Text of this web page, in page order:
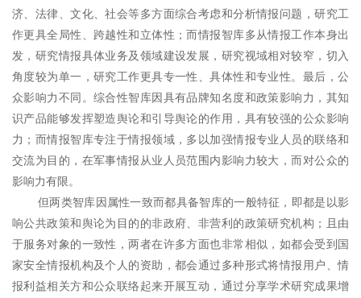
济、法律、文化、社会等多方面综合考虑和分析情报问题，研究工
作更具全局性、跨越性和立体性；而情报智库多从情报工作本身出
发，研究情报具体业务及领域建设发展， 研究视域相对较窄，切入
角度较为单一，研究工作更具专一性、具体性和专业性。最后，公
众影响力不同。综合性智库因具有品牌知名度和政策影响力，其知
识产品能够发挥塑造舆论和引导舆论的作用，具有较强的公众影响
力；而情报智库专注于情报领域，多以加强情报专业人员的联络和
交流为目的，在军事情报从业人员范围内影响力较大，而对公众的
影响力有限。
但两类智库因属性一致而都具备智库的一般特征，即都是以影
响公共政策和舆论为目的的非政府、非营利的政策研究机构；且由
于服务对象的一致性，两者在许多方面也非常相似，如都会受到国
家安全情报机构及个人的资助，都会通过多种形式将情报用户、情
报利益相关方和公众联络起来开展互动，通过分享学术研究成果增